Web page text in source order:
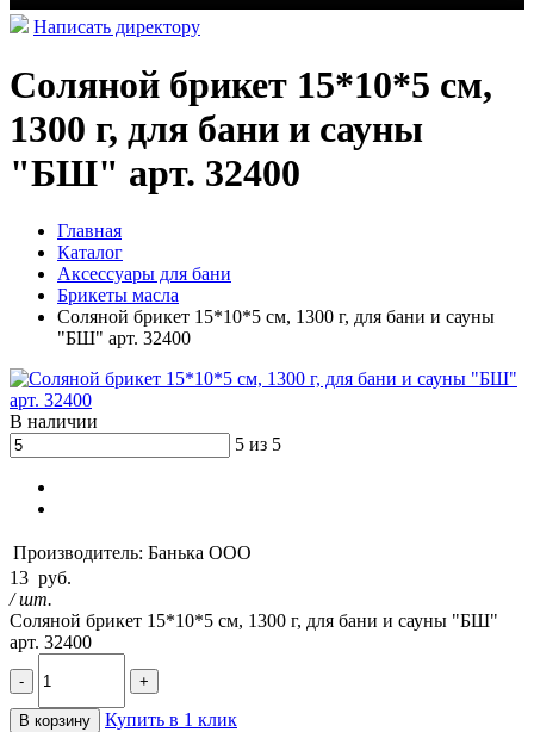
Написать директору
Соляной брикет 15*10*5 см,
1300 г, для бани и сауны
"БШ" арт. 32400
Главная
Каталог
Аксессуары для бани
Брикеты масла
Соляной брикет 15*10*5 см, 1300 г, для бани и сауны
"БШ" арт. 32400
В наличии
5 из 5
Производитель: Банька ООО
13 руб.
/ шт.
Соляной брикет 15*10*5 см, 1300 г, для бани и сауны "БШ"
арт. 32400
- +
В корзину Купить в 1 клик